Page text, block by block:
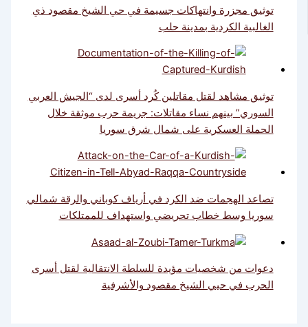
توثيق مجزرة وانتهاكات جسيمة في حي الشيخ مقصود ذي
الغالبية الكردية بمدينة حلب
توثيق مشاهد لقتل مقاتلين كُرد أسرى لدى “الجيش العربي
السوري” بينهم نساء مقاتلات: جريمة حرب موثقة خلال
الحملة العسكرية على شمال شرق سوريا
تصاعد الهجمات ضد الكرد في أرياف كوباني والرقة شمالي
سوريا وسط خطاب تحريضي واستهداف للممتلكات
دعوات من شخصيات مؤيدة للسلطة الانتقالية لقتل أسرى
الحرب في حيي الشيخ مقصود والأشرفية